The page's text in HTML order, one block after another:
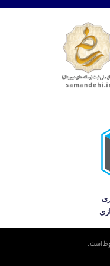
است.